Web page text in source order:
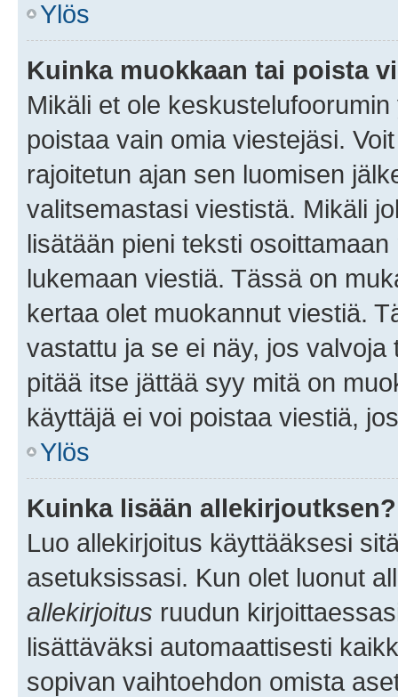
Ylös
Kuinka muokkaan tai poista
Mikäli et ole
poistaa vain omia viestejäsi.
rajoitetun ajan sen luomisen
valitsemastasi viestistä. Mikäli
lisätään pieni teksti
lukemaan viestiä. Tässä on
kertaa olet muokannut viestiä.
vastattu ja se ei näy, jos
pitää itse jättää syy mitä on
käyttäjä ei voi poistaa viestiä,
Ylös
Kuinka lisään allekirjoutksen?
Luo allekirjoitus käyttääksesi
asetuksissasi. Kun olet luonut
allekirjoitus ruudun
lisättäväksi automaattisesti
sopivan vaihtoehdon omista